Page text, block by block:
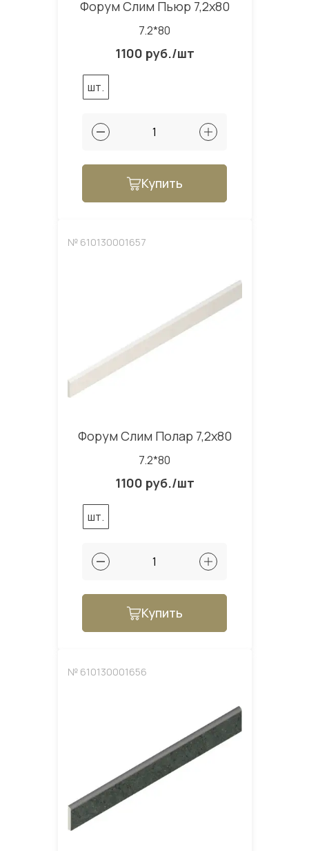
Форум Слим Пьюр 7,2x80
7.2*80
1100 руб./шт
шт.
Купить
№ 610130001657
Форум Слим Полар 7,2x80
7.2*80
1100 руб./шт
шт.
Купить
№ 610130001656